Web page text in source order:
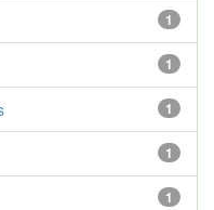
1
1
1
1
1